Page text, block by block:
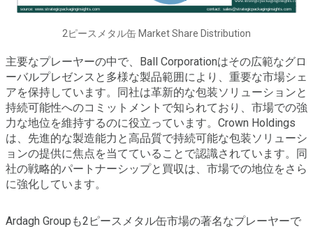
2ピースメタル缶 Market Share Distribution
主要なプレーヤーの中で、Ball Corporationはその広範なグロ
ーバルプレゼンスと多様な製品範囲により、重要な市場シェ
アを保持しています。同社は革新的な包装ソリューションと
持続可能性へのコミットメントで知られており、市場での強
力な地位を維持するのに役立っています。Crown Holdings
は、先進的な製造能力と高品質で持続可能な包装ソリューシ
ョンの提供に焦点を当てていることで認識されています。同
社の戦略的パートナーシップと買収は、市場での地位をさら
に強化しています。
Ardagh Groupも2ピースメタル缶市場の著名なプレーヤーで